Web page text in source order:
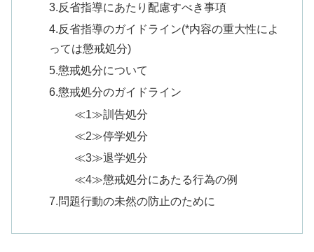
3.反省指導にあたり配慮すべき事項
4.反省指導のガイドライン(*内容の重大性によ
っては懲戒処分)
5.懲戒処分について
6.懲戒処分のガイドライン
≪1≫訓告処分
≪2≫停学処分
≪3≫退学処分
≪4≫懲戒処分にあたる行為の例
7.問題行動の未然の防止のために